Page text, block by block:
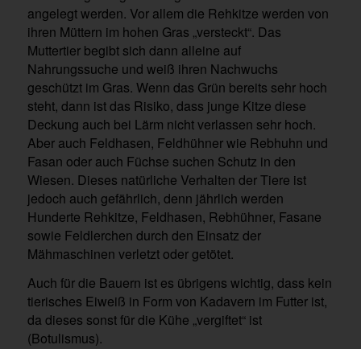
angelegt werden. Vor allem die Rehkitze werden von
ihren Müttern im hohen Gras „versteckt“. Das
Muttertier begibt sich dann alleine auf
Nahrungssuche und weiß ihren Nachwuchs
geschützt im Gras. Wenn das Grün bereits sehr hoch
steht, dann ist das Risiko, dass junge Kitze diese
Deckung auch bei Lärm nicht verlassen sehr hoch.
Aber auch Feldhasen, Feldhühner wie Rebhuhn und
Fasan oder auch Füchse suchen Schutz in den
Wiesen. Dieses natürliche Verhalten der Tiere ist
jedoch auch gefährlich, denn jährlich werden
Hunderte Rehkitze, Feldhasen, Rebhühner, Fasane
sowie Feldlerchen durch den Einsatz der
Mähmaschinen verletzt oder getötet.
Auch für die Bauern ist es übrigens wichtig, dass kein
tierisches Eiweiß in Form von Kadavern im Futter ist,
da dieses sonst für die Kühe „vergiftet“ ist
(Botulismus).